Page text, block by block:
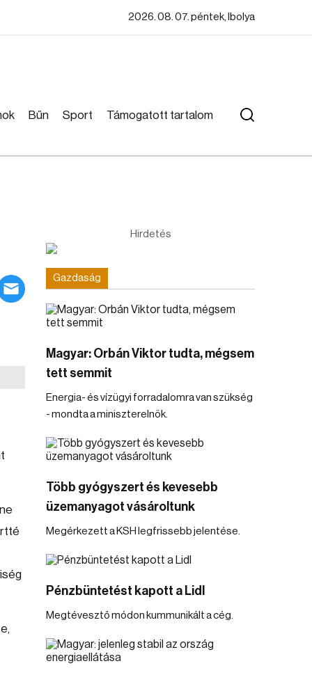
2026. 08. 07. péntek, Ibolya
Bűn Sport Támogatott tartalom
Hirdetés
Gazdaság
Magyar: Orbán Viktor tudta, mégsem
tett semmit
Energia- és vízügyi forradalomra van szükség
- mondta a miniszterelnök.
Több gyógyszert és kevesebb
üzemanyagot vásároltunk
Megérkezett a KSH legfrissebb jelentése.
Pénzbüntetést kapott a Lidl
Megtévesztő módon kummunikált a cég.